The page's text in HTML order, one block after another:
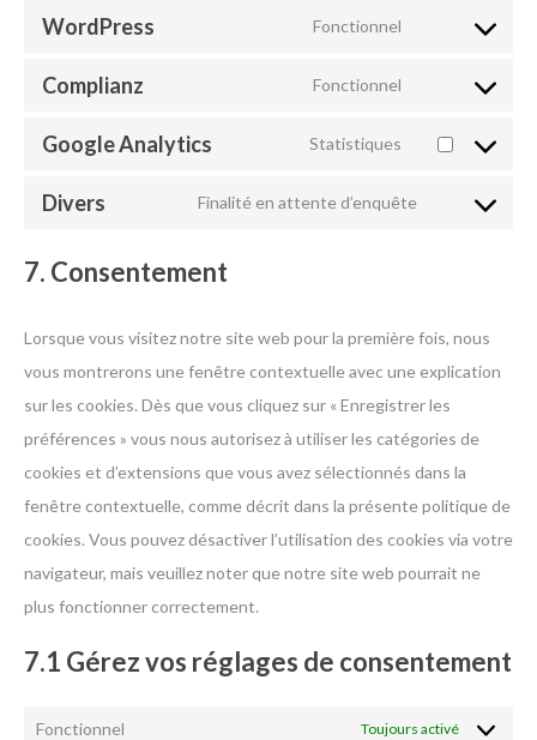
youtube
google-
WordPress Fonctionnel
Consent
wordpress
Complianz Fonctionnel
Consent
complianz
Google Analytics Statistiques
Consent
Divers Finalité en attente d’enquête
Consent
7. Consentement
Lorsque vous visitez notre site web pour la première fois, nous
vous montrerons une fenêtre contextuelle avec une explication
sur les cookies. Dès que vous cliquez sur « Enregistrer les
préférences » vous nous autorisez à utiliser les catégories de
cookies et d’extensions que vous avez sélectionnés dans la
fenêtre contextuelle, comme décrit dans la présente politique de
cookies. Vous pouvez désactiver l’utilisation des cookies via votre
navigateur, mais veuillez noter que notre site web pourrait ne
plus fonctionner correctement.
7.1 Gérez vos réglages de consentement
Fonctionnel Toujours activé